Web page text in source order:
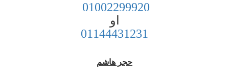
01002299920
او
01144431231
حجر هاشم